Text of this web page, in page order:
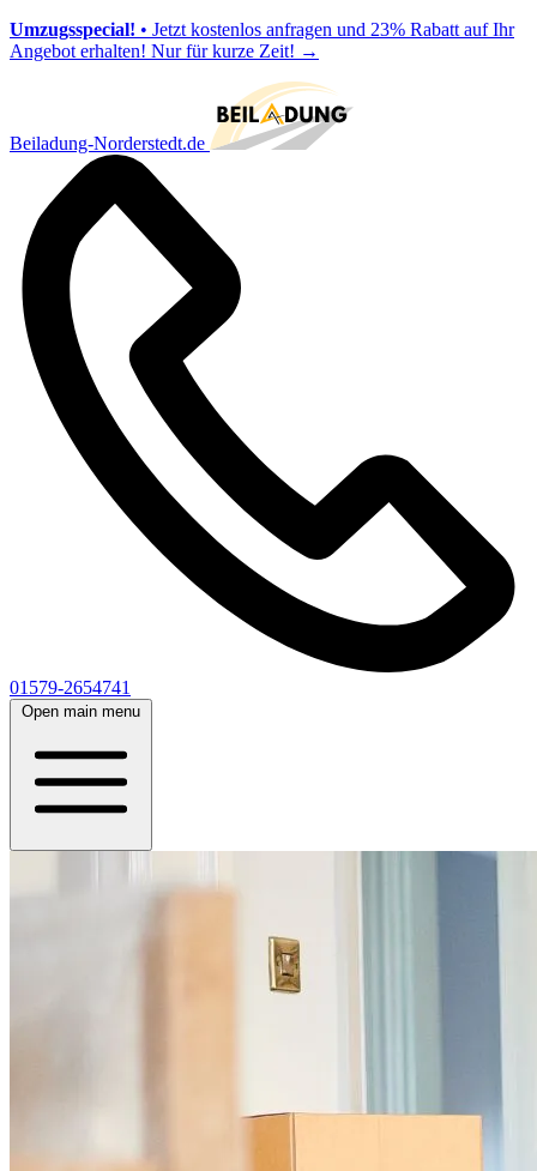
Umzugsspecial! • Jetzt kostenlos anfragen und 23% Rabatt auf Ihr
Angebot erhalten! Nur für kurze Zeit! →
Beiladung-Norderstedt.de
01579-2654741
Open main menu